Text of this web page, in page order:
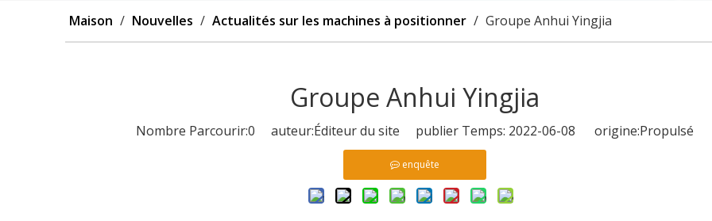
Maison / Nouvelles / Actualités sur les machines à positionner / Groupe Anhui Yingjia
Groupe Anhui Yingjia
Nombre Parcourir:0 auteur:Éditeur du site publier Temps: 2022-06-08 origine:Propulsé
enquête